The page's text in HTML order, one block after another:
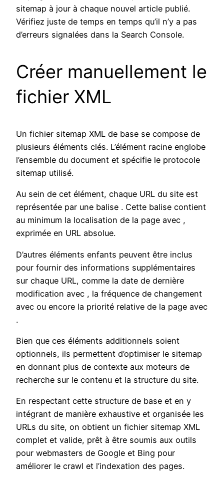
sitemap à jour à chaque nouvel article publié.
Vérifiez juste de temps en temps qu’il n’y a pas
d’erreurs signalées dans la Search Console.
Créer manuellement le
fichier XML
Un fichier sitemap XML de base se compose de
plusieurs éléments clés. L’élément racine englobe
l’ensemble du document et spécifie le protocole
sitemap utilisé.
Au sein de cet élément, chaque URL du site est
représentée par une balise . Cette balise contient
au minimum la localisation de la page avec ,
exprimée en URL absolue.
D’autres éléments enfants peuvent être inclus
pour fournir des informations supplémentaires
sur chaque URL, comme la date de dernière
modification avec , la fréquence de changement
avec ou encore la priorité relative de la page avec
.
Bien que ces éléments additionnels soient
optionnels, ils permettent d’optimiser le sitemap
en donnant plus de contexte aux moteurs de
recherche sur le contenu et la structure du site.
En respectant cette structure de base et en y
intégrant de manière exhaustive et organisée les
URLs du site, on obtient un fichier sitemap XML
complet et valide, prêt à être soumis aux outils
pour webmasters de Google et Bing pour
améliorer le crawl et l’indexation des pages.